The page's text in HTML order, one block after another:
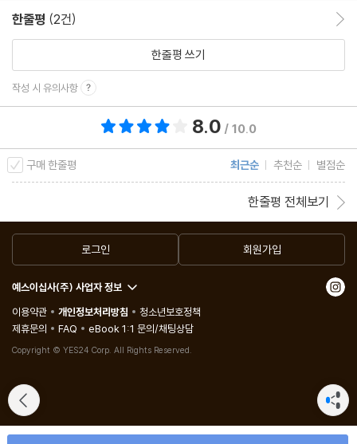
한줄평 (2건)
한줄평 쓰기
작성 시 유의사항
8.0 / 10.0
구매 한줄평 최근순 추천순 별점순
한줄평 전체보기
로그인 회원가입
예스이십사(주) 사업자 정보
이용약관
개인정보처리방침
청소년보호정책
제휴문의
FAQ eBook 1:1 문의/채팅상담
Copyright © YES24 Corp. All Rights Reserved.